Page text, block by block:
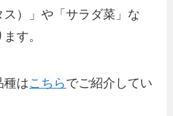
）」や「サラダ菜」な
す。
種はこちら でご紹介してい